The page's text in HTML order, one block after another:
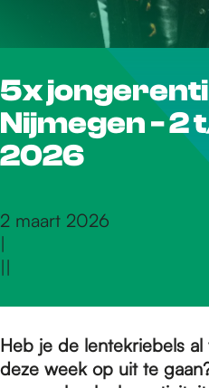
5x
Nijmegen - 2
2026
2 maart 2026
|
||
Heb je de lentekriebels
deze week op uit te